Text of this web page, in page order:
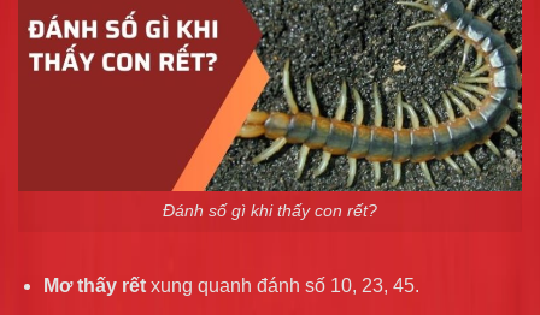
Đánh số gì khi thấy con rết?
Mơ thấy rết xung quanh đánh số 10, 23, 45.